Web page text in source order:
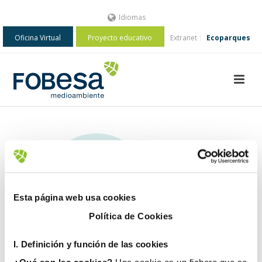
Esta página web usa cookies
Política de Cookies
I. Definición y función de las cookies
Idiomas
Oficina Virtual Proyecto educativo Extranet Ecoparques